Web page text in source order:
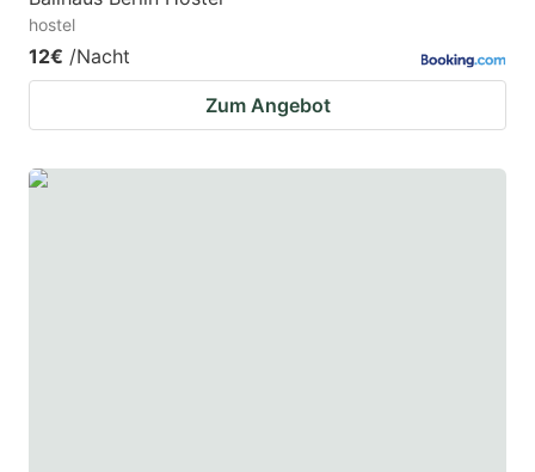
hostel
12€ /Nacht
Zum Angebot